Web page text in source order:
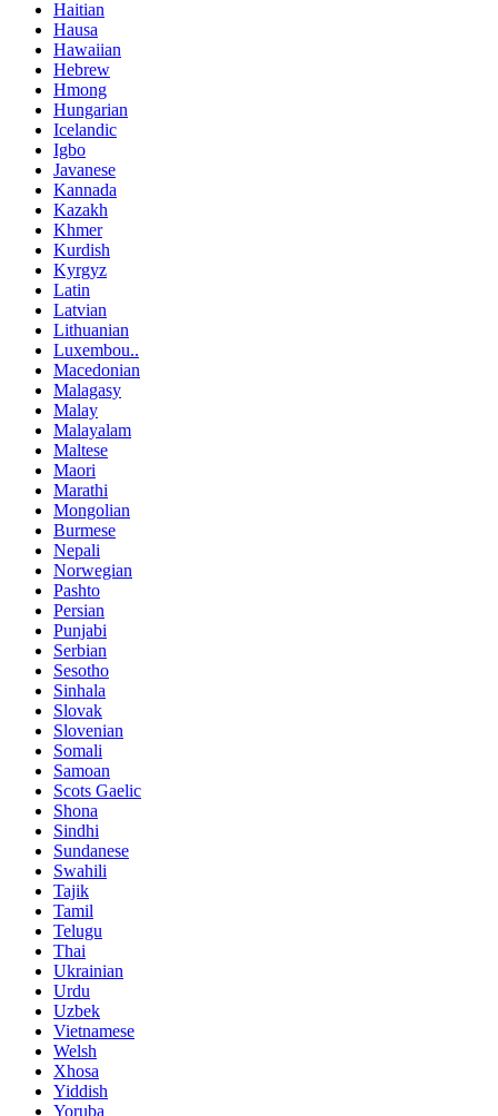
Haitian
Hausa
Hawaiian
Hebrew
Hmong
Hungarian
Icelandic
Igbo
Javanese
Kannada
Kazakh
Khmer
Kurdish
Kyrgyz
Latin
Latvian
Lithuanian
Luxembou..
Macedonian
Malagasy
Malay
Malayalam
Maltese
Maori
Marathi
Mongolian
Burmese
Nepali
Norwegian
Pashto
Persian
Punjabi
Serbian
Sesotho
Sinhala
Slovak
Slovenian
Somali
Samoan
Scots Gaelic
Shona
Sindhi
Sundanese
Swahili
Tajik
Tamil
Telugu
Thai
Ukrainian
Urdu
Uzbek
Vietnamese
Welsh
Xhosa
Yiddish
Yoruba